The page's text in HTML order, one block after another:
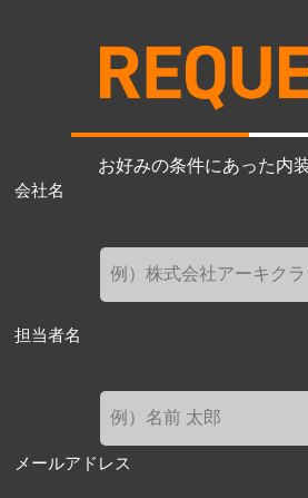
お好みの条件にあった内
会社名
担当者名
メールアドレス